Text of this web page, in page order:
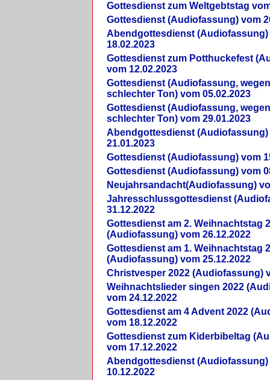
Gottesdienst zum Weltgebtstag
Gottesdienst (Audiofassung) vom
Abendgottesdienst (Audiofassung)
18.02.2023
Gottesdienst zum Potthuckefest
vom 12.02.2023
Gottesdienst (Audiofassung,
schlechter Ton) vom 05.02.2023
Gottesdienst (Audiofassung,
schlechter Ton) vom 29.01.2023
Abendgottesdienst (Audiofassung)
21.01.2023
Gottesdienst (Audiofassung) vom
Gottesdienst (Audiofassung) vom
Neujahrsandacht(Audiofassung)
Jahresschlussgottesdienst
31.12.2022
Gottesdienst am 2. Weihnachtstag
(Audiofassung) vom 26.12.2022
Gottesdienst am 1. Weihnachtstag
(Audiofassung) vom 25.12.2022
Christvesper 2022 (Audiofassung)
Weihnachtslieder singen 2022
vom 24.12.2022
Gottesdienst am 4 Advent 2022
vom 18.12.2022
Gottesdienst zum Kiderbibeltag
vom 17.12.2022
Abendgottesdienst (Audiofassung)
10.12.2022